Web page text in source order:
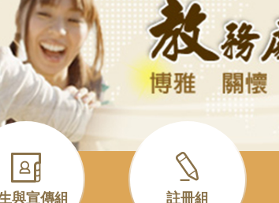
與宣傳組 註冊組